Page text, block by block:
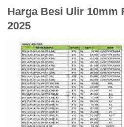
Harga Besi Ulir 10mm
2025